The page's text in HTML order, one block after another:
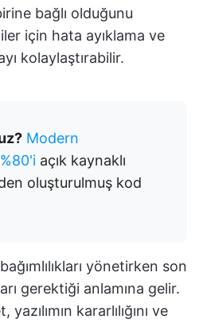
bağlı olduğunu
için hata ayıklama ve
kolaylaştırabilir.
Modern
açık kaynaklı
oluşturulmuş kod
yönetirken son
gerektiği anlamına gelir.
kararlılığını ve